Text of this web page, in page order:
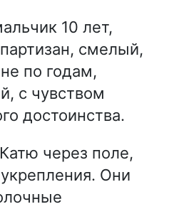
10 лет,
смелый,
по годам,
с чувством
достоинства.
через поле,
Они